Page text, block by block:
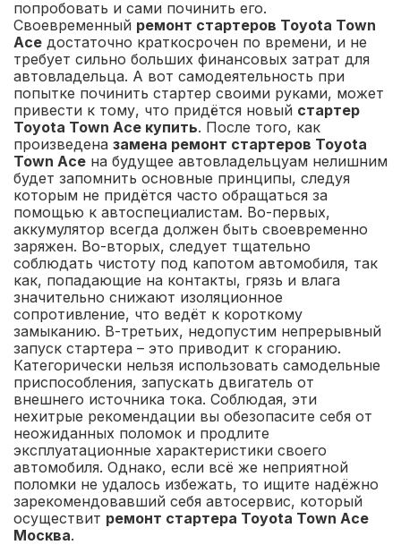
попробовать и сами починить его.
Своевременный ремонт стартеров Toyota Town
Ace достаточно краткосрочен по времени, и не
требует сильно больших финансовых затрат для
автовладельца. А вот самодеятельность при
попытке починить стартер своими руками, может
привести к тому, что придётся новый стартер
Toyota Town Ace купить. После того, как
произведена замена ремонт стартеров Toyota
Town Ace на будущее автовладельцуам нелишним
будет запомнить основные принципы, следуя
которым не придётся часто обращаться за
помощью к автоспециалистам. Во-первых,
аккумулятор всегда должен быть своевременно
заряжен. Во-вторых, следует тщательно
соблюдать чистоту под капотом автомобиля, так
как, попадающие на контакты, грязь и влага
значительно снижают изоляционное
сопротивление, что ведёт к короткому
замыканию. В-третьих, недопустим непрерывный
запуск стартера – это приводит к сгоранию.
Категорически нельзя использовать самодельные
приспособления, запускать двигатель от
внешнего источника тока. Соблюдая, эти
нехитрые рекомендации вы обезопасите себя от
неожиданных поломок и продлите
эксплуатационные характеристики своего
автомобиля. Однако, если всё же неприятной
поломки не удалось избежать, то ищите надёжно
зарекомендовавший себя автосервис, который
осуществит ремонт стартера Toyota Town Ace
Москва.